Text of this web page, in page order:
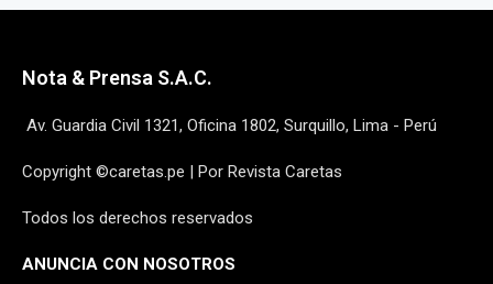
Nota & Prensa S.A.C.
Av. Guardia Civil 1321, Oficina 1802, Surquillo, Lima - Perú
Copyright ©caretas.pe | Por Revista Caretas
Todos los derechos reservados
ANUNCIA CON NOSOTROS